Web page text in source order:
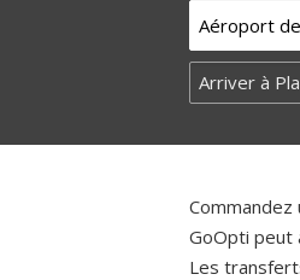
GoOpti peut
Les